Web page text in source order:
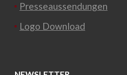
Presseaussendungen
Logo Download